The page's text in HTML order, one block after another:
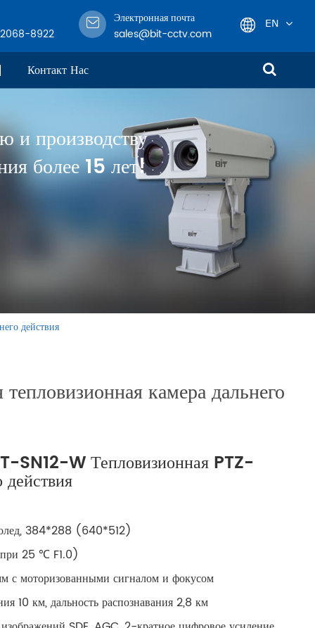
8922
Электронная почта
sales@bit-cctv.com
EN
한국어
français
Deutsch
Español
العربية
ไทย
Svenska
Контакт Нас
и производству
более 15 лет!
действия
камера дальнего
SN12-W Тепловизионная PTZ-
384*288 (640*512)
25 ℃ F1.0)
с моторизованными сигналом и фокусом
10 км, дальность распознавания 2,8 км